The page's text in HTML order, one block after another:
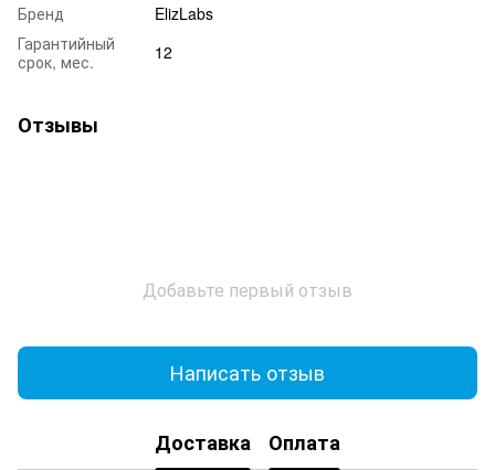
Бренд
ElizLabs
Гарантийный
срок, мес.
12
Отзывы
Добавьте первый отзыв
Написать отзыв
Доставка Оплата